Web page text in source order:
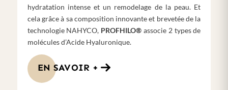
hydratation intense et un remodelage de la peau. Et
cela grâce à sa composition innovante et brevetée de la
technologie NAHYCO, PROFHILO®associe 2 types de
molécules d’Acide Hyaluronique.
EN SAVOIR +